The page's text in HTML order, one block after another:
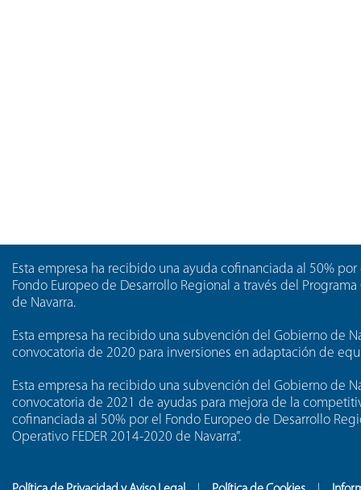
Esta empresa ha recibido una ayuda cofinanciada al 50%
Fondo Europeo de Desarrollo Regional a través del Programa
de Navarra.
Esta empresa ha recibido una subvención del Gobierno de
convocatoria de 2020 para inversiones en adaptación de
Esta empresa ha recibido una subvención del Gobierno de
convocatoria de 2021 de ayudas para mejora de la
cofinanciada al 50% por el Fondo Europeo de Desarrollo
Operativo FEDER 2014-2020 de Navarra”.